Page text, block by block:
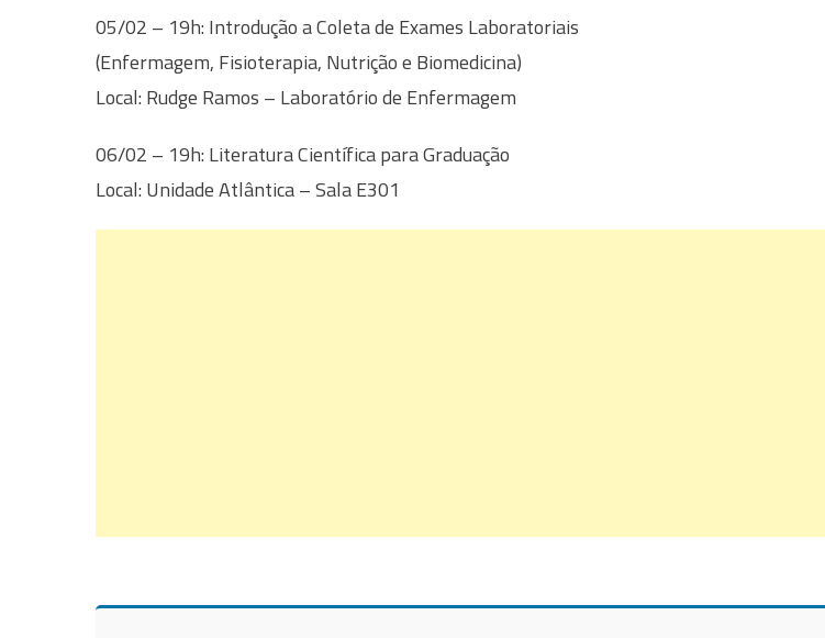
05/02 – 19h: Introdução a Coleta de Exames Laboratoriais
(Enfermagem, Fisioterapia, Nutrição e Biomedicina)
Local: Rudge Ramos – Laboratório de Enfermagem
06/02 – 19h: Literatura Científica para Graduação
Local: Unidade Atlântica – Sala E301